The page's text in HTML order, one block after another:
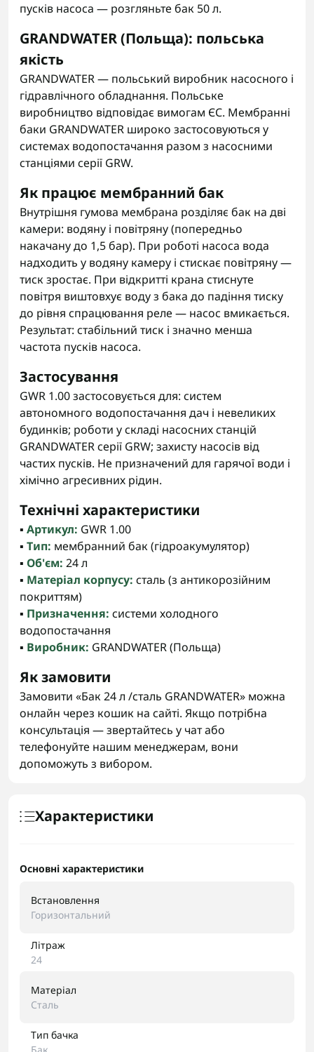
пусків насоса — розгляньте бак 50 л.
GRANDWATER (Польща): польська
якість
GRANDWATER — польський виробник насосного і
гідравлічного обладнання. Польське
виробництво відповідає вимогам ЄС. Мембранні
баки GRANDWATER широко застосовуються у
системах водопостачання разом з насосними
станціями серії GRW.
Як працює мембранний бак
Внутрішня гумова мембрана розділяє бак на дві
камери: водяну і повітряну (попередньо
накачану до 1,5 бар). При роботі насоса вода
надходить у водяну камеру і стискає повітряну —
тиск зростає. При відкритті крана стиснуте
повітря виштовхує воду з бака до падіння тиску
до рівня спрацювання реле — насос вмикається.
Результат: стабільний тиск і значно менша
частота пусків насоса.
Застосування
GWR 1.00 застосовується для: систем
автономного водопостачання дач і невеликих
будинків; роботи у складі насосних станцій
GRANDWATER серії GRW; захисту насосів від
частих пусків. Не призначений для гарячої води і
хімічно агресивних рідин.
Технічні характеристики
▪️ Артикул: GWR 1.00
▪️ Тип: мембранний бак (гідроакумулятор)
▪️ Об'єм: 24 л
▪️ Матеріал корпусу: сталь (з антикорозійним
покриттям)
▪️ Призначення: системи холодного
водопостачання
▪️ Виробник: GRANDWATER (Польща)
Як замовити
Замовити «Бак 24 л /сталь GRANDWATER» можна
онлайн через кошик на сайті. Якщо потрібна
консультація — звертайтесь у чат або
телефонуйте нашим менеджерам, вони
допоможуть з вибором.
Характеристики
Основні характеристики
Встановлення
Горизонтальний
Літраж
24
Матеріал
Сталь
Тип бачка